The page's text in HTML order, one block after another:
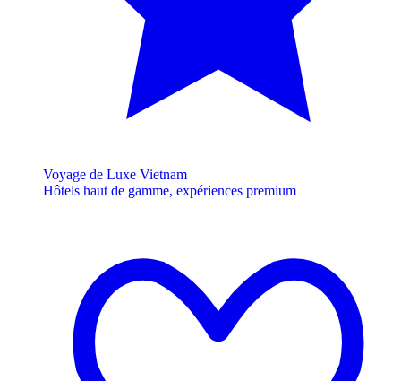
Voyage de Luxe Vietnam
Hôtels haut de gamme, expériences premium